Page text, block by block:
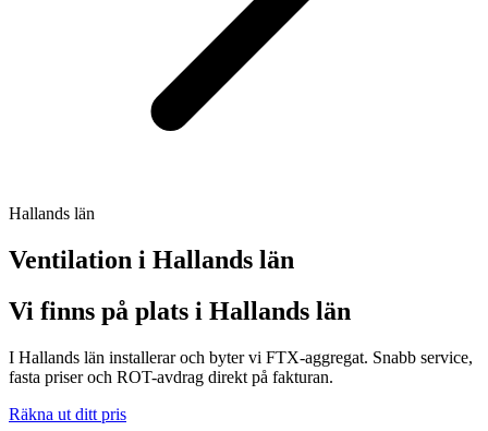
Hallands län
Ventilation i Hallands län
Vi finns på plats i Hallands län
I Hallands län installerar och byter vi FTX-aggregat. Snabb service,
fasta priser och ROT-avdrag direkt på fakturan.
Räkna ut ditt pris